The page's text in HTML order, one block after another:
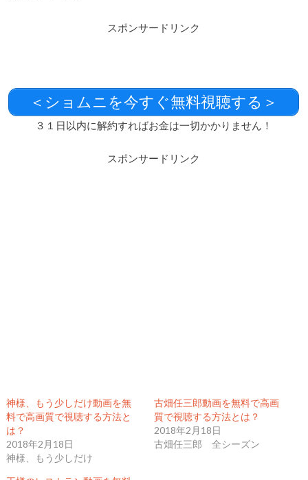
スポンサードリンク
＜ショムニを今すぐ無料視聴する＞
３１日以内に解約すればお金は一切かかりません！
スポンサードリンク
神様、もう少しだけ動画を無
料で高画質で視聴する方法と
は？
2018年2月18日
神様、もう少しだけ
古畑任三郎動画を無料で高画
質で視聴する方法とは？
2018年2月18日
古畑任三郎 全シーズン